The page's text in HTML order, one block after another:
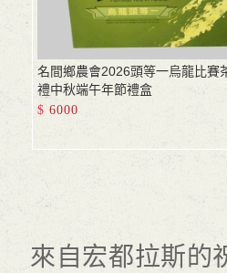
名間鄉農會2026頭等一烏龍比賽
禮中秋端午年節禮盒
$ 6000
來自宏都拉斯的